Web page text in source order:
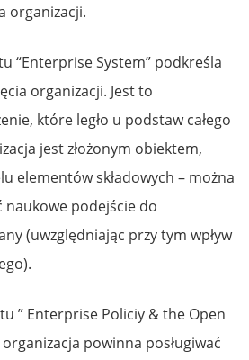
organizacji.
“Enterprise System” podkreśla
organizacji. Jest to
które legło u podstaw całego
jest złożonym obiektem,
elementów składowych – można
naukowe podejście do
(uwzględniając przy tym wpływ
” Enterprise Policiy & the Open
organizacja powinna posługiwać